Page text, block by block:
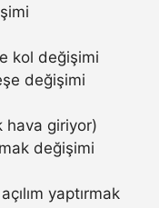
kol değişimi
değişimi
hava giriyor)
değişimi
yaptırmak